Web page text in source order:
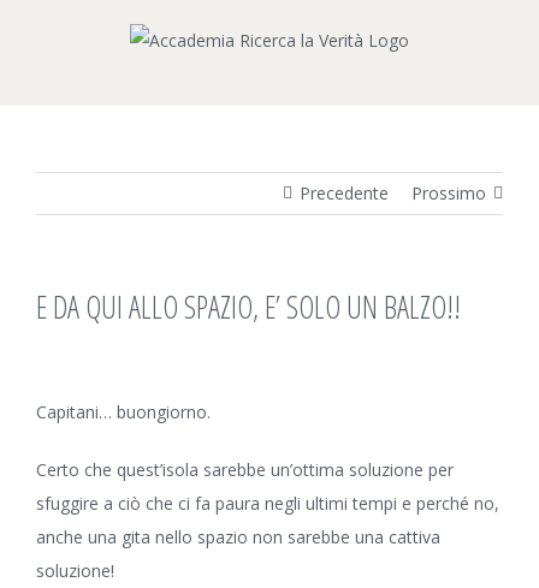
Precedente Prossimo
E DA QUI ALLO SPAZIO, E’ SOLO UN BALZO!!
immagine
Capitani… buongiorno.
Certo che quest’isola sarebbe un’ottima soluzione per
sfuggire a ciò che ci fa paura negli ultimi tempi e perché no,
anche una gita nello spazio non sarebbe una cattiva
soluzione!